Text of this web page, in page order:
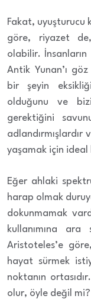
Fakat, uyuşturucu
göre, riyazet de,
olabilir. İnsanların
Antik Yunan’ı
bir şeyin
olduğunu ve
gerektiğini
yaşamak için ideal
Eğer ahlaki
harap olmak
dokunmamak
kullanımına ara
Aristoteles’e
hayat sürmek
noktanın
olur, öyle değil mi?